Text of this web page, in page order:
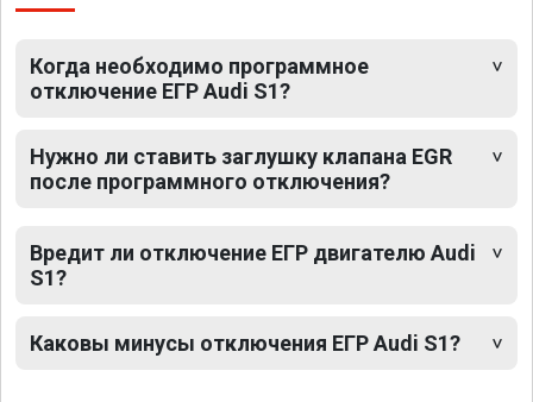
Когда необходимо программное
отключение ЕГР Audi S1?
Нужно ли ставить заглушку клапана EGR
после программного отключения?
Вредит ли отключение ЕГР двигателю Audi
S1?
Каковы минусы отключения ЕГР Audi S1?